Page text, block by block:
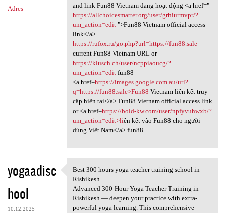
Adres
and link Fun88 Vietnam đang hoạt động <a href="
https://allchoicesmatter.org/user/grhiurmvpr/?
um_action=edit">Fun88 Vietnam official access
link</a>
https://rufox.ru/go.php?url=https://fun88.sale
current Fun88 Vietnam URL or
https://klusch.ch/user/ncppiaoucg/?
um_action=editfun88
<a href=https://images.google.com.au/url?
q=https://fun88.sale>Fun88 Vietnam liên kết truy
cập hiện tại</a> Fun88 Vietnam official access link
or <a href=https://bold-kw.com/user/npfyvuhwxb/?
um_action=edit>liên kết vào Fun88 cho người
dùng Việt Nam</a> fun88
yogaadisc
hool
10.12.2025
Best 300 hours yoga teacher
Best 300 hours yoga teacher training school in
Rishikesh
Advanced 300-Hour Yoga Teacher Training in
Rishikesh — deepen your practice with extra-
powerful yoga learning. This comprehensive